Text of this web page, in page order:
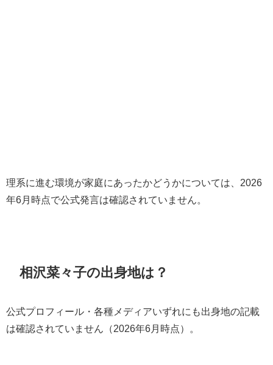
理系に進む環境が家庭にあったかどうかについては、2026
年6月時点で公式発言は確認されていません。
相沢菜々子の出身地は？
公式プロフィール・各種メディアいずれにも出身地の記載
は確認されていません（2026年6月時点）。